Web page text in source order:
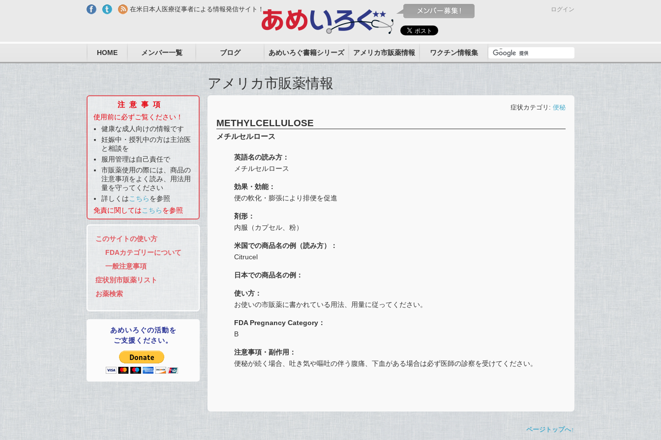
在米日本人医療従事者による情報発信サイト！ ログイン
HOME メンバー一覧 ブログ あめいろぐ書籍シリーズ アメリカ市販薬情報 ワクチン情報集
アメリカ市販薬情報
症状カテゴリ: 便秘
METHYLCELLULOSE
メチルセルロース
英語名の読み方：
メチルセルロース
効果・効能：
便の軟化・膨張により排便を促進
剤形：
内服（カプセル、粉）
米国での商品名の例（読み方）：
Citrucel
日本での商品名の例：
使い方：
お使いの市販薬に書かれている用法、用量に従ってください。
FDA Pregnancy Category：
B
注意事項・副作用：
便秘が続く場合、吐き気や嘔吐の伴う腹痛、下血がある場合は必ず医師の診察を受けてください。
注意事項
使用前に必ずご覧ください！
健康な成人向けの情報です
妊娠中・授乳中の方は主治医
と相談を
服用管理は自己責任で
市販薬使用の際には、商品の
注意事項をよく読み、用法用
量を守ってください
詳しくはこちらを参照
免責に関してはこちらを参照
このサイトの使い方
FDAカテゴリーについて
一般注意事項
症状別市販薬リスト
お薬検索
あめいろぐの活動を
ご支援ください。
ページトップへ↑